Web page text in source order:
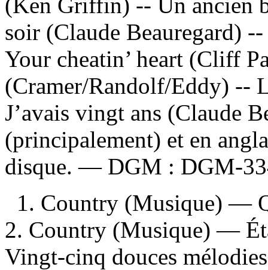
soir (Claude Beauregard)
Your cheatin’ heart (Cliff
(Cramer/Randolf/Eddy) --
J’avais vingt ans (Claude
(principalement) et en
disque. — DGM : DGM-
1. Country (Musique) —
2. Country (Musique) —
Vingt-cinq douces